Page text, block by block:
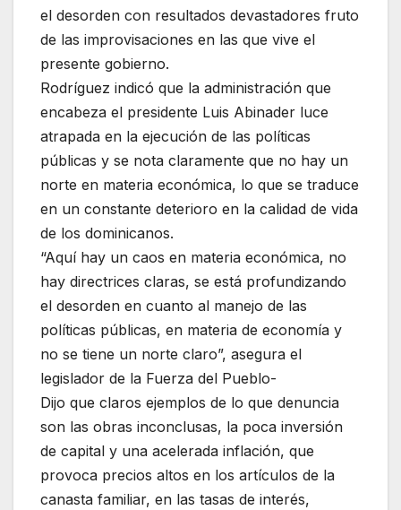
el desorden con resultados devastadores fruto
de las improvisaciones en las que vive el
presente gobierno.
Rodríguez indicó que la administración que
encabeza el presidente Luis Abinader luce
atrapada en la ejecución de las políticas
públicas y se nota claramente que no hay un
norte en materia económica, lo que se traduce
en un constante deterioro en la calidad de vida
de los dominicanos.
“Aquí hay un caos en materia económica, no
hay directrices claras, se está profundizando
el desorden en cuanto al manejo de las
políticas públicas, en materia de economía y
no se tiene un norte claro”, asegura el
legislador de la Fuerza del Pueblo-
Dijo que claros ejemplos de lo que denuncia
son las obras inconclusas, la poca inversión
de capital y una acelerada inflación, que
provoca precios altos en los artículos de la
canasta familiar, en las tasas de interés,